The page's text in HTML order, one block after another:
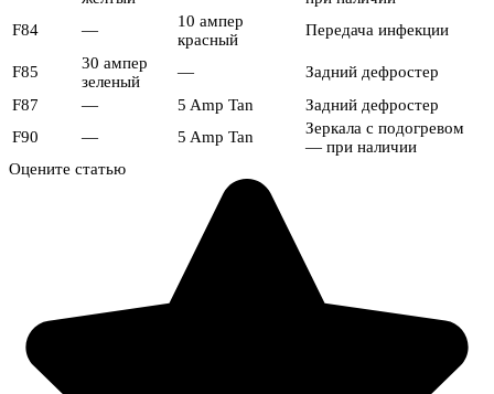
F84
—
10 ампер
красный
Передача инфекции
F85
30 ампер
зеленый
—
Задний дефростер
F87
— 5 Amp Tan
Задний дефростер
F90
— 5 Amp Tan
Зеркала с подогревом
— при наличии
Оцените статью